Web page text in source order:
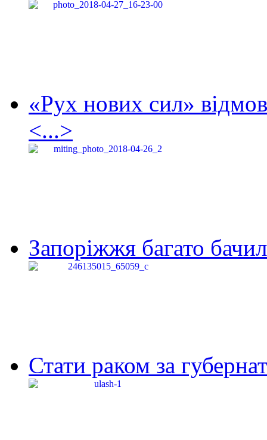
«Рух нових сил»
<...>
Запоріжжя багато
Стати раком за